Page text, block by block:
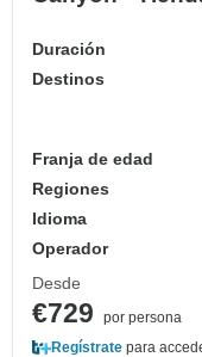
Duración
Destinos
Franja de edad
Regiones
Idioma
Operador
Desde
€729
por persona
Regístrate para